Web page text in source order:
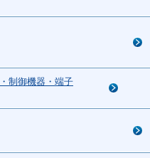
制御機器・端子